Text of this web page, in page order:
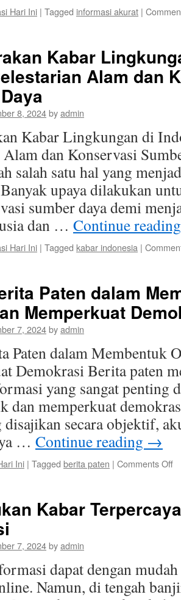
Hari Ini | Tagged informasi akurat |
Kabar
Alam dan
8, 2024byadmin
Kabar Lingkungan di
Alam dan Konservasi
salah satu hal yang
upaya dilakukan
sumber daya demi
dan … Continue
Hari Ini | Tagged kabar indonesia |
Paten dalam
Memperkuat
7, 2024byadmin
Paten dalam Membentuk
Demokrasi Berita paten
yang sangat penting
dan memperkuat
secara objektif,
… Continue reading →
Ini | Tagged berita paten | Comments Off
Kabar
7, 2024byadmin
dapat dengan
Namun, di tengah